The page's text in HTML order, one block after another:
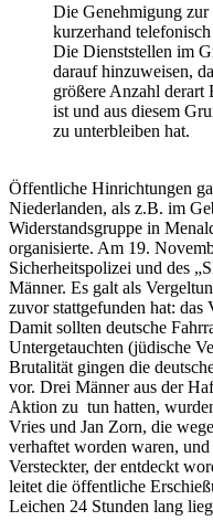
Die Genehmigung zur
kurzerhand
Die Dienststellen im
darauf hinzuweisen,
größere Anzahl
ist und aus diesem
zu unterbleiben hat.
Öffentliche Hinrichtungen
Niederlanden, als z.B. im
Widerstandsgruppe in
organisierte. Am 19.
Sicherheitspolizei und des
Männer. Es galt als
zuvor stattgefunden hat: das
Damit sollten deutsche
Untergetauchten (jüdische
Brutalität gingen die
vor. Drei Männer aus der
Aktion zu tun hatten,
Vries und Jan Zorn, die
verhaftet worden waren,
Versteckter, der entdeckt
leitet die öffentliche
Leichen 24 Stunden lang